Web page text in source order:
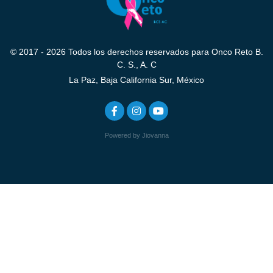
© 2017 - 2026 Todos los derechos reservados para Onco Reto B.
C. S., A. C
La Paz, Baja California Sur, México
Powered by Jiovanna